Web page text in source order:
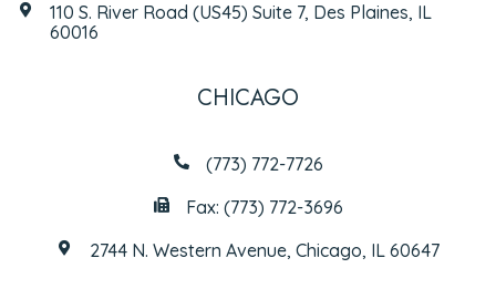
110 S. River Road (US45) Suite 7, Des Plaines, IL
60016
CHICAGO
(773) 772-7726
Fax: (773) 772-3696
2744 N. Western Avenue, Chicago, IL 60647